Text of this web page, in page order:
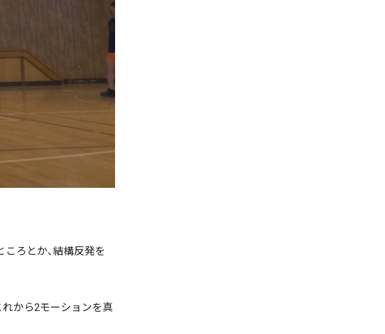
ろとか、結構反発を
から2モーションを真